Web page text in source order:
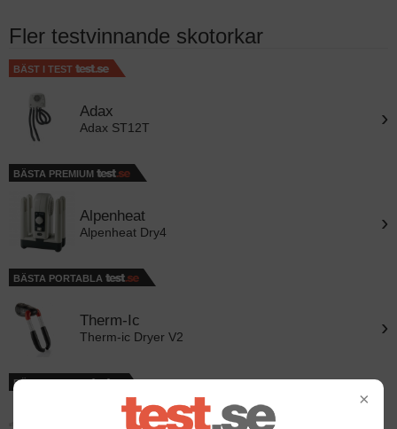
×
Fler testvinnande skotorkar
BÄST I TEST
Adax
Adax ST12T ›
BÄSTA PREMIUM
Alpenheat
Alpenheat Dry4 ›
BÄSTA PORTABLA
Therm-Ic
Therm-ic Dryer V2 ›
BÄSTA HYLLAN